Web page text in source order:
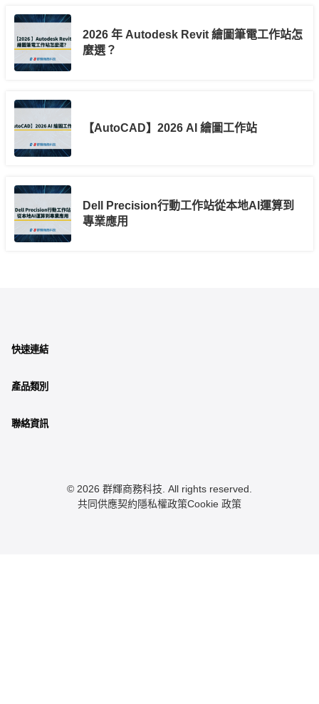
2026 年 Autodesk Revit 繪圖筆電工作站怎
麼選？
【AutoCAD】2026 AI 繪圖工作站
Dell Precision行動工作站從本地AI運算到
專業應用
快速連結
產品類別
聯絡資訊
© 2026 群輝商務科技. All rights reserved.
共同供應契約隱私權政策Cookie 政策